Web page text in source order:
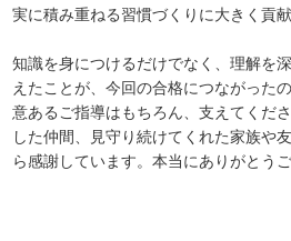
実に積み重ねる習慣づくりに大きく貢献
知識を身につけるだけでなく、理解を
えたことが、今回の合格につながった
意あるご指導はもちろん、支えてくだ
した仲間、見守り続けてくれた家族や
ら感謝しています。本当にありがとうご